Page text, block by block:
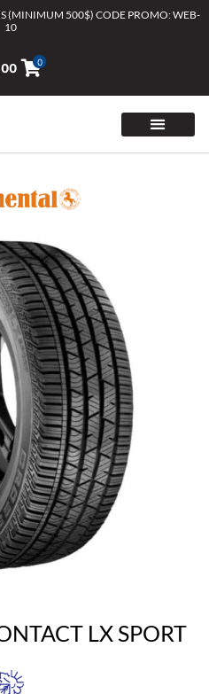
(MINIMUM 500$) CODE PROMO: WEB-
10
0
LX SPORT